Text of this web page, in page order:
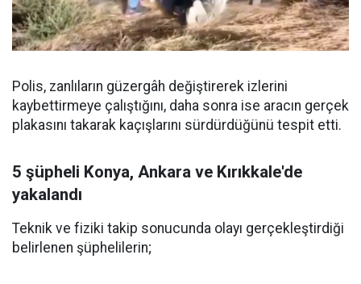
Polis, zanlıların güzergâh değiştirerek izlerini
kaybettirmeye çalıştığını, daha sonra ise aracın gerçek
plakasını takarak kaçışlarını sürdürdüğünü tespit etti.
5 şüpheli Konya, Ankara ve Kırıkkale'de
yakalandı
Teknik ve fiziki takip sonucunda olayı gerçekleştirdiği
belirlenen şüphelilerin;